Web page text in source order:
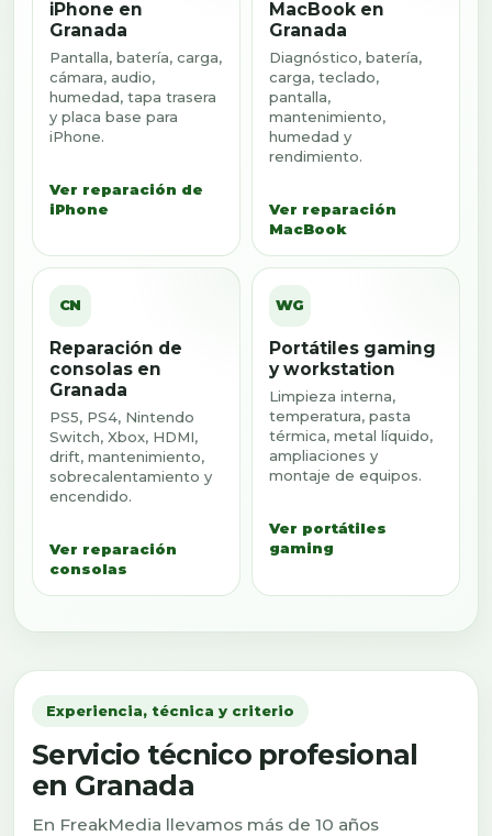
iPhone en
Granada
Pantalla, batería, carga,
cámara, audio,
humedad, tapa trasera
y placa base para
iPhone.
Ver reparación de
iPhone
MacBook en
Granada
Diagnóstico, batería,
carga, teclado,
pantalla,
mantenimiento,
humedad y
rendimiento.
Ver reparación
MacBook
CN
Reparación de
consolas en
Granada
PS5, PS4, Nintendo
Switch, Xbox, HDMI,
drift, mantenimiento,
sobrecalentamiento y
encendido.
Ver reparación
consolas
WG
Portátiles gaming
y workstation
Limpieza interna,
temperatura, pasta
térmica, metal líquido,
ampliaciones y
montaje de equipos.
Ver portátiles
gaming
Experiencia, técnica y criterio
Servicio técnico profesional
en Granada
En FreakMedia llevamos más de 10 años